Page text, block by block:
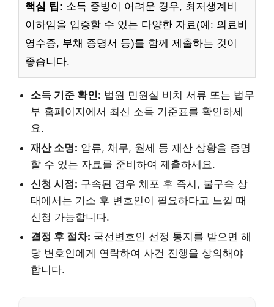
핵심 팁: 소득 증빙이 어려운 경우, 최저생계비
이하임을 입증할 수 있는 다양한 자료(예: 의료비
영수증, 부채 증명서 등)를 함께 제출하는 것이
좋습니다.
소득 기준 확인: 법원 민원실 비치 서류 또는 법무
부 홈페이지에서 최신 소득 기준표를 확인하세
요.
재산 소명: 압류, 채무, 월세 등 재산 상황을 증명
할 수 있는 자료를 준비하여 제출하세요.
신청 시점: 구속된 경우 체포 후 즉시, 불구속 상
태에서는 기소 후 변호인이 필요하다고 느낄 때
신청 가능합니다.
결정 후 절차: 국선변호인 선정 통지를 받으면 해
당 변호인에게 연락하여 사건 진행을 상의해야
합니다.